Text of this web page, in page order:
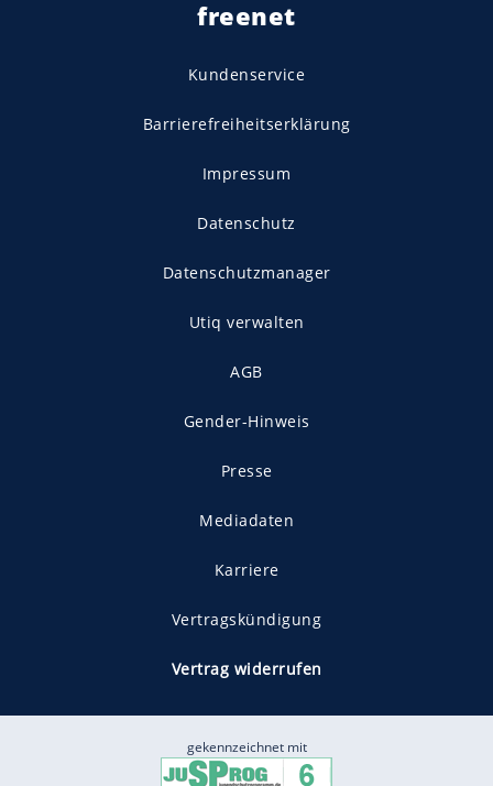
freenet
Kundenservice
Barrierefreiheitserklärung
Impressum
Datenschutz
Datenschutzmanager
Utiq verwalten
AGB
Gender-Hinweis
Presse
Mediadaten
Karriere
Vertragskündigung
Vertrag widerrufen
gekennzeichnet mit